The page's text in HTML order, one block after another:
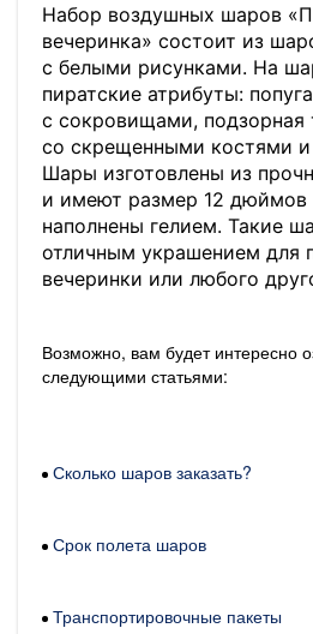
Набор воздушных шаров
вечеринка» состоит из
с белыми рисунками. На
пиратские атрибуты:
с сокровищами, подзорная
со скрещенными костями и
Шары изготовлены из
и имеют размер 12
наполнены гелием. Такие
отличным украшением для
вечеринки или любого
Возможно, вам будет интересно
следующими статьями:
Сколько шаров заказать?
Срок полета шаров
Транспортировочные пакеты